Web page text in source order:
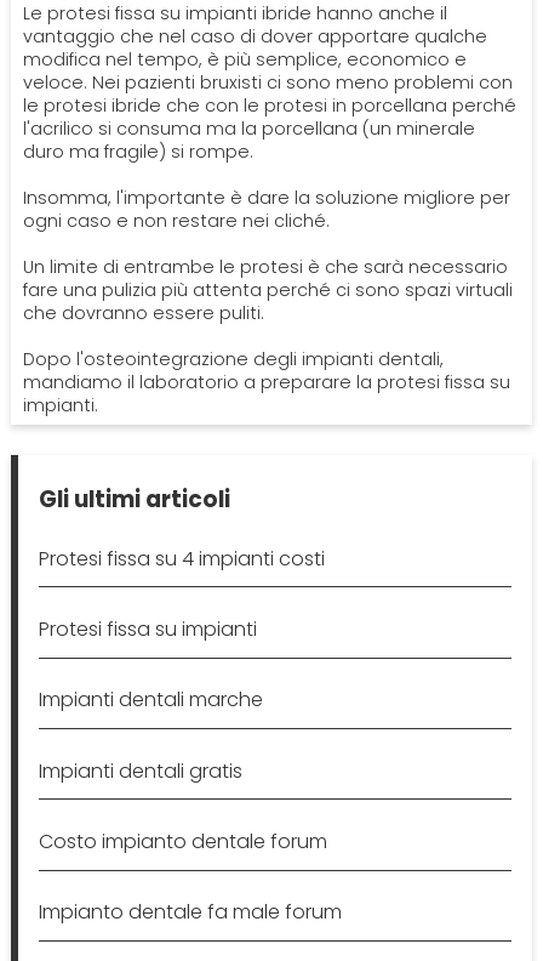
Le protesi fissa su impianti ibride hanno anche il
vantaggio che nel caso di dover apportare qualche
modifica nel tempo, è più semplice, economico e
veloce. Nei pazienti bruxisti ci sono meno problemi con
le protesi ibride che con le protesi in porcellana perché
l'acrilico si consuma ma la porcellana (un minerale
duro ma fragile) si rompe.
Insomma, l'importante è dare la soluzione migliore per
ogni caso e non restare nei cliché.
Un limite di entrambe le protesi è che sarà necessario
fare una pulizia più attenta perché ci sono spazi virtuali
che dovranno essere puliti.
Dopo l'osteointegrazione degli impianti dentali,
mandiamo il laboratorio a preparare la protesi fissa su
impianti.
Gli ultimi articoli
Protesi fissa su 4 impianti costi
Protesi fissa su impianti
Impianti dentali marche
Impianti dentali gratis
Costo impianto dentale forum
Impianto dentale fa male forum